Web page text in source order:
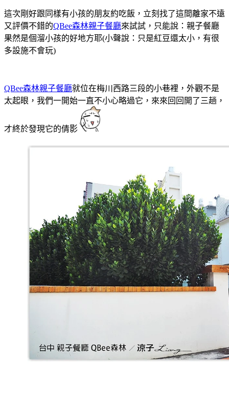
這次剛好跟同樣有小孩的朋友約吃飯，立刻找了這間離家不遠
又評價不錯的QBee森林親子餐廳來試試，只能說：親子餐廳
果然是個溜小孩的好地方耶(小聲說：只是紅豆還太小，有很
多設施不會玩)
QBee森林親子餐廳就位在梅川西路三段的小巷裡，外觀不是
太起眼，我們一開始一直不小心略過它，來來回回開了三趟，
才終於發現它的倩影